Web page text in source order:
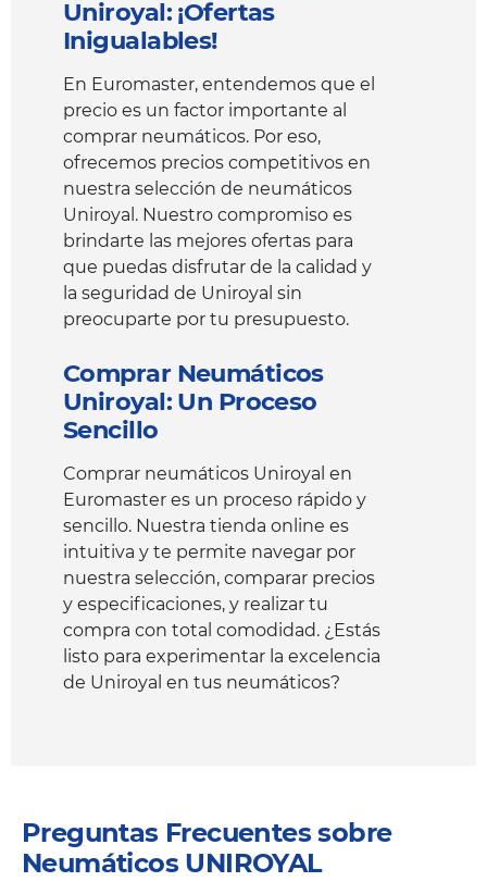
Uniroyal: ¡Ofertas
Inigualables!
En Euromaster, entendemos que el
precio es un factor importante al
comprar neumáticos. Por eso,
ofrecemos precios competitivos en
nuestra selección de neumáticos
Uniroyal. Nuestro compromiso es
brindarte las mejores ofertas para
que puedas disfrutar de la calidad y
la seguridad de Uniroyal sin
preocuparte por tu presupuesto.
Comprar Neumáticos
Uniroyal: Un Proceso
Sencillo
Comprar neumáticos Uniroyal en
Euromaster es un proceso rápido y
sencillo. Nuestra tienda online es
intuitiva y te permite navegar por
nuestra selección, comparar precios
y especificaciones, y realizar tu
compra con total comodidad. ¿Estás
listo para experimentar la excelencia
de Uniroyal en tus neumáticos?
Preguntas Frecuentes sobre
Neumáticos UNIROYAL